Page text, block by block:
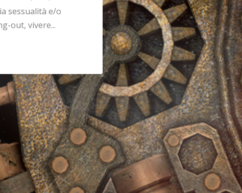
sessualità e/o
out, vivere...